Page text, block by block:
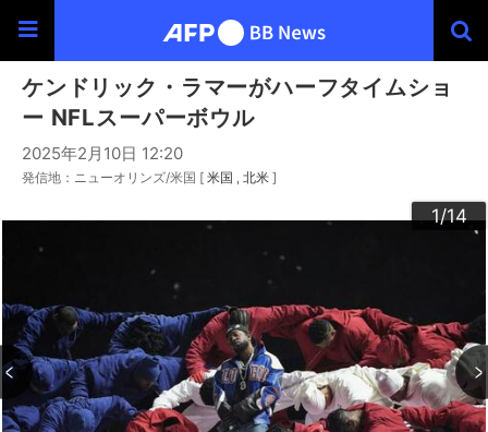
ケンドリック・ラマーがハーフタイムショ
ー NFLスーパーボウル
2025年2月10日 12:20
発信地：ニューオリンズ/米国 [ 米国 北米 ]
1/14
2/14
3/14
4/14
5/14
6/14
7/14
8/14
9/14
10/14
11/14
12/14
13/14
14/14